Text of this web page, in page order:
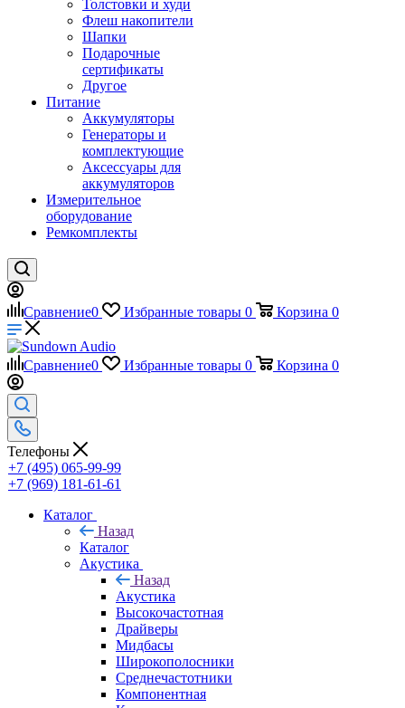
Толстовки и худи
Флеш накопители
Шапки
Подарочные
сертификаты
Другое
Питание
Аккумуляторы
Генераторы и
комплектующие
Аксессуары для
аккумуляторов
Измерительное
оборудование
Ремкомплекты
Сравнение0 Избранные товары 0 Корзина 0
Сравнение0 Избранные товары 0 Корзина 0
Телефоны
+7 (495) 065-99-99
+7 (969) 181-61-61
Каталог
Назад
Каталог
Акустика
Назад
Акустика
Высокочастотная
Драйверы
Мидбасы
Широкополосники
Среднечастотники
Компонентная